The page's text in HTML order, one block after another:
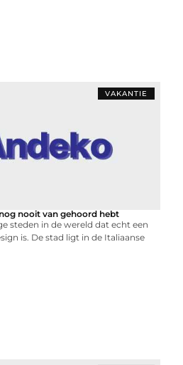
VAKANTIE
nooit van gehoord hebt
steden in de wereld dat echt een
is. De stad ligt in de Italiaanse